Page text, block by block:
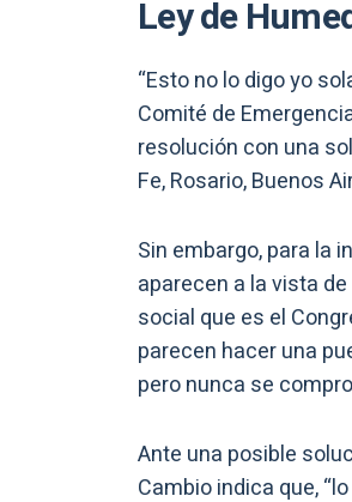
Ley de
“Esto no lo digo yo
Comité de
resolución con una
Fe, Rosario, Buenos
Sin embargo, para la
aparecen a la vista
social que es el
parecen hacer una
pero nunca se
Ante una posible
Cambio indica que,